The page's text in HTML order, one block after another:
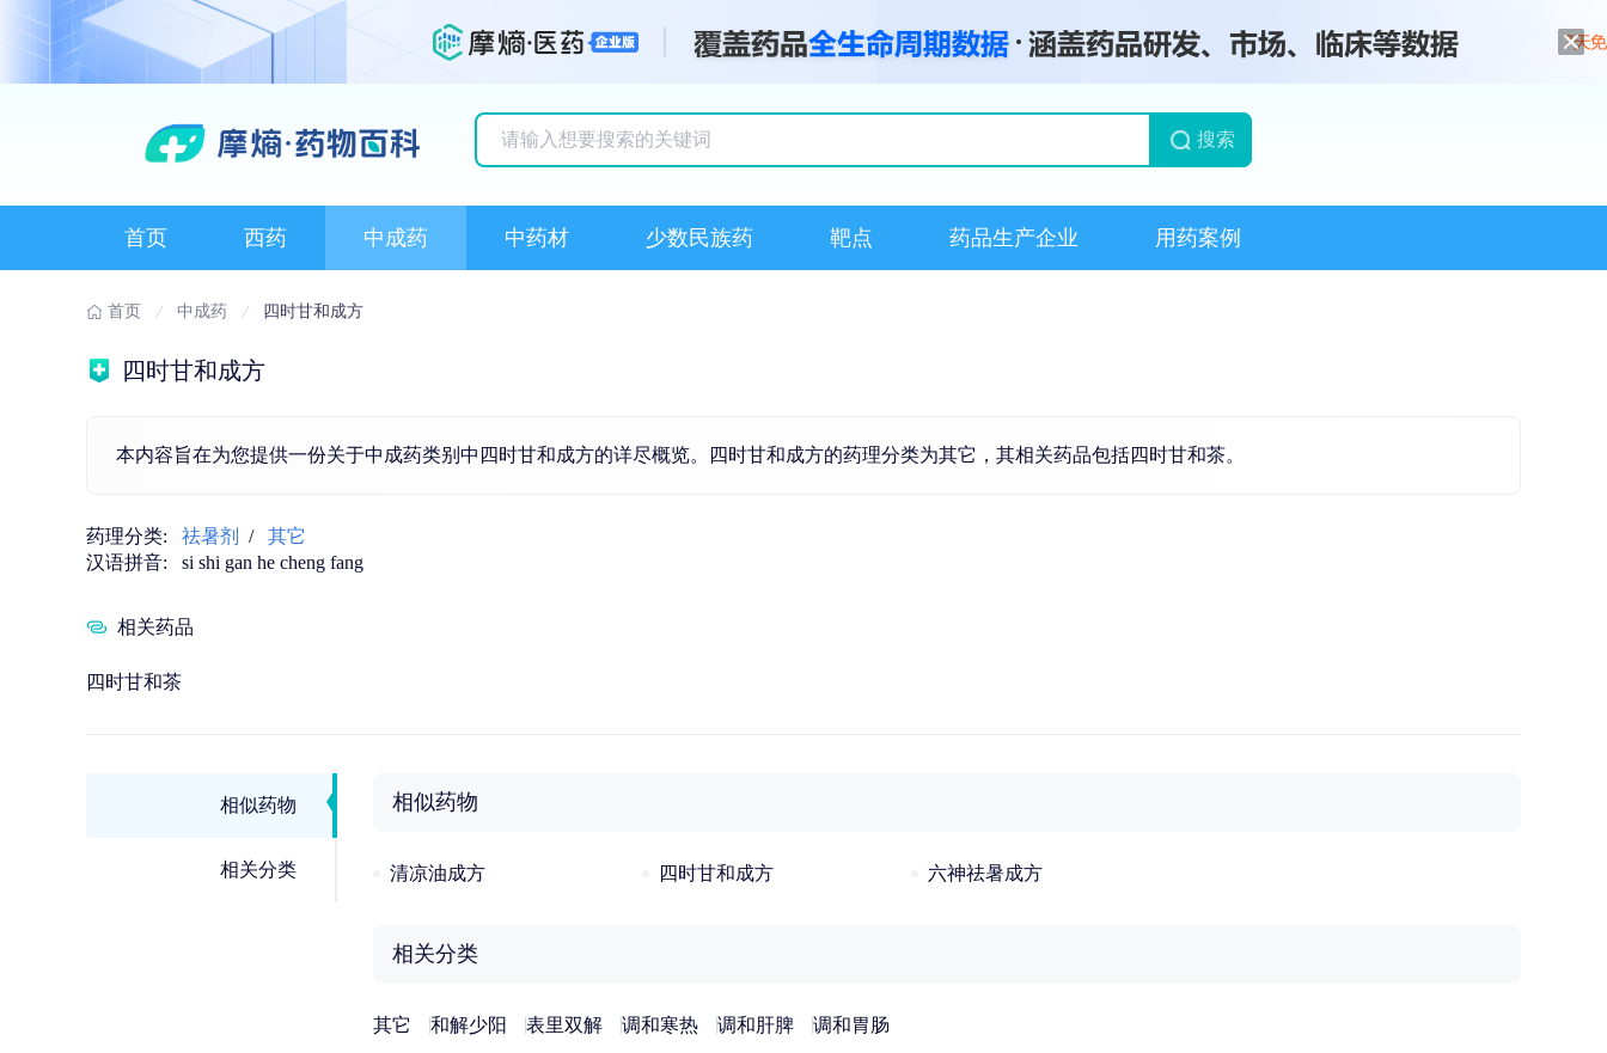
搜索
首页 西药 中成药 中药材 少数民族药 靶点 药品生产企业 用药案例
首页 中成药 四时甘和成方
四时甘和成方
本内容旨在为您提供一份关于中成药类别中四时甘和成方的详尽概览。四时甘和成方的药理分类为其它，其相关药品包括四时甘和茶。
药理分类: 祛暑剂 /
其它
汉语拼音:
si shi gan he cheng fang
相关药品
四时甘和茶
相似药物
相关分类
相似药物
清凉油成方 四时甘和成方 六神祛暑成方
相关分类
其它 和解少阳 表里双解 调和寒热 调和肝脾 调和胃肠